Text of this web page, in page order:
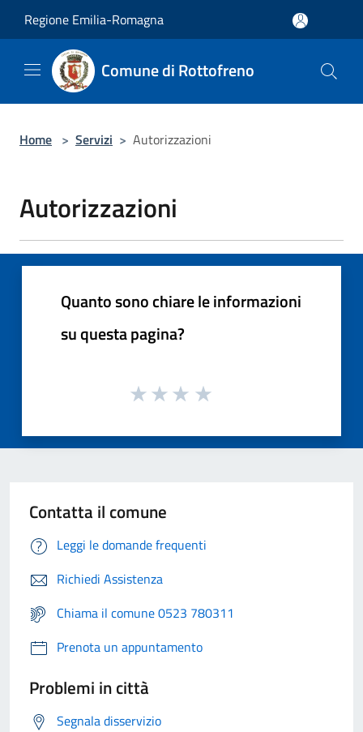
Regione Emilia-Romagna
Comune di Rottofreno
Home > Servizi > Autorizzazioni
Autorizzazioni
Quanto sono chiare le informazioni
su questa pagina?
Contatta il comune
Leggi le domande frequenti
Richiedi Assistenza
Chiama il comune 0523 780311
Prenota un appuntamento
Problemi in città
Segnala disservizio